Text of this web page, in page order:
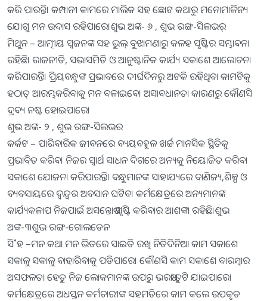
କରି ପାରନ୍ତି। କମ୍ପାନୀ କାମରେ ମାଲିକ ସହ ଛୋଟ କଥାରୁ ମନୋମାଳିନ୍ୟ
ଯୋଗୁ ମନ ଉଦାସ ରହିପାରେ।ଶୁଭ ଅଙ୍କ- ୬ , ଶୁଭ ରଙ୍ଗ-ସିଲଭର୍
ମିଥୁନ – ଆତ୍ମୀୟ ସ୍ବଜନଙ୍କ ସହ ଭୁଲ୍‌ ବୁଝାମଣାରୁ କଳହ ସୃଷ୍ଟିର ସମ୍ଭାବନା
ରହିଛି। ରାଜନୀତି, ସଭାସମିତି ଓ ଆନୁଷ୍ଟାନିକ କାର୍ଯ୍ୟ ସକାଶେ ଆଲୋଚନା
କରିପାରନ୍ତିି। ପ୍ରିୟବନ୍ଧୁଙ୍କ ପ୍ରଭାବରେ ଦୀର୍ଘଦିନରୁ ଅଟକି ରହିଥିବା କାମଟିକୁ
ହଠାତ୍‌ ଆରମ୍ଭକରିବାକୁ ମନ ବଳାଇବେ। ଅସାବଧାନତା କାରଣରୁ କୌଣସି
ଦ୍ରବ୍ୟ ନଷ୍ଟ ହୋଇପାରେ।
ଶୁଭ ଅଙ୍କ- ୨ , ଶୁଭ ରଙ୍ଗ-ସିଲଭର
କର୍କଟ – ପାରିବାରିକ ଜୀବନରେ ବ୍ୟୟବହୁଳ ଖର୍ଚ୍ଚ ମାନସିକ ସ୍ଥିତିକୁ
ପ୍ରଭାବିତ କରିବ। ନିଜର ସ୍ବାର୍ଥ ସାଧନ ଦିଗରେ ଅନ୍ୟକୁ ନିୟୋଜିତ କରିବା
ସକାଶେ ଯୋଜନା କରିପାରନ୍ତି। ବନ୍ଧୁମାନଙ୍କ ସାହାଯ୍ୟରେ ବାଣିଜ୍ୟ,ଶିଳ୍ପ ଓ
ବ୍ୟବସାୟରେ ଦ୍ୱନ୍ଦ୍ବର ଅବସାନ ଘଟିବ। କର୍ମକ୍ଷେତ୍ରରେ ଅନ୍ୟମାନଙ୍କ
କାର୍ଯ୍ୟକଳାପ ନିଜପାଇଁ ଅସନ୍ତୋଷ ସୃଷ୍ଟି କରିବାର ଆଶଙ୍କା ରହିଛି।ଶୁଭ
ଅଙ୍କ-୩ଶୁଭ ରଙ୍ଗ-ଗୋଲଡେନ
ସି˚ହ –ମନ କଥା ମନ ଭିତରେ ସାଇତି ରଖି ନିତିଦିନିଆ କାମ ସକାଶେ
ସକାଳୁ ସକାଳୁ ବାହାରିବାକୁ ପଡିପାରେ। କୌଣସି କାମ ସକାଶେ ବାରମ୍ବାର
ଅସଫଳତା ହେତୁ ନିଜ ଲୋକମାନଙ୍କ ଉପରୁ ଭରଷା ତୁଟି ଯାଇପାରେ।
କର୍ମକ୍ଷେତ୍ରରେ ଅଧସ୍ତନ କର୍ମଚାରୀଙ୍କ ସହମତିରେ କାମ କଲେ ଉପକୃତ